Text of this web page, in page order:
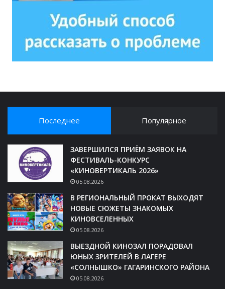
Последнее Популярное
ЗАВЕРШИЛСЯ ПРИЁМ ЗАЯВОК НА
ФЕСТИВАЛЬ-КОНКУРС
«КИНОВЕРТИКАЛЬ 2026»
05.08.2026
В РЕГИОНАЛЬНЫЙ ПРОКАТ ВЫХОДЯТ
НОВЫЕ СЮЖЕТЫ ЗНАКОМЫХ
КИНОВСЕЛЕННЫХ
05.08.2026
ВЫЕЗДНОЙ КИНОЗАЛ ПОРАДОВАЛ
ЮНЫХ ЗРИТЕЛЕЙ В ЛАГЕРЕ
«СОЛНЫШКО» ГАГАРИНСКОГО РАЙОНА
05.08.2026